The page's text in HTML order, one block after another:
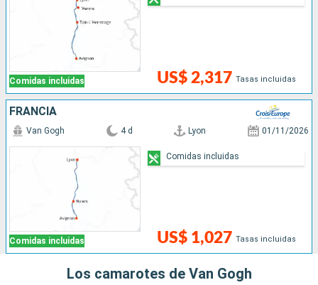
Comidas incluidas US$ 2,317 Tasas incluidas
FRANCIA
Comidas incluidas
Van Gogh 4 d Lyon 01/11/2026
US$ 1,027 Tasas incluidas
Comidas incluidas
Los camarotes de Van Gogh